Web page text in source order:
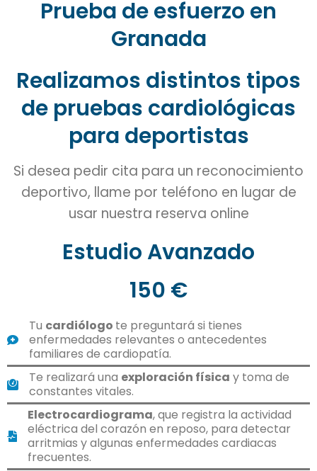
Prueba de esfuerzo en
Granada
Realizamos distintos tipos
de pruebas cardiológicas
para deportistas
Si desea pedir cita para un reconocimiento
deportivo, llame por teléfono en lugar de
usar nuestra reserva online
Estudio Avanzado
150 €
Tu cardiólogo te preguntará si tienes
enfermedades relevantes o antecedentes
familiares de cardiopatía.
Te realizará una exploración física y toma de
constantes vitales.
Electrocardiograma, que registra la actividad
eléctrica del corazón en reposo, para detectar
arritmias y algunas enfermedades cardiacas
frecuentes.